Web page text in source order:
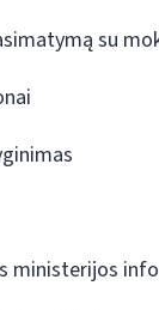
su
ministerijos